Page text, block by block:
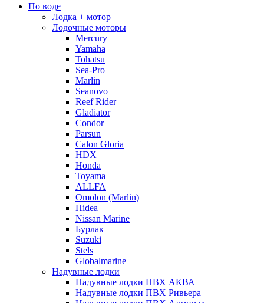
По воде
Лодка + мотор
Лодочные моторы
Mercury
Yamaha
Tohatsu
Sea-Pro
Marlin
Seanovo
Reef Rider
Gladiator
Condor
Parsun
Calon Gloria
HDX
Honda
Toyama
ALLFA
Omolon (Marlin)
Hidea
Nissan Marine
Бурлак
Suzuki
Stels
Globalmarine
Надувные лодки
Надувные лодки ПВХ АКВА
Надувные лодки ПВХ Ривьера